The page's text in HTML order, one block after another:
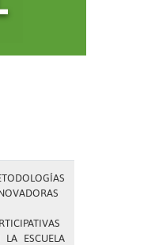
LA ESCUELA